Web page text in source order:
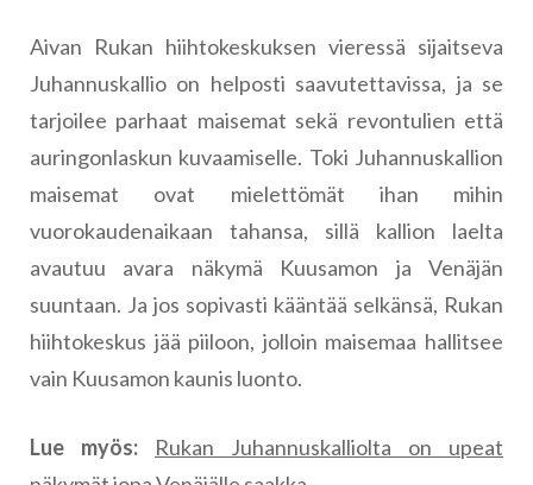
Aivan Rukan hiihtokeskuksen vieressä sijaitseva
Juhannuskallio on helposti saavutettavissa, ja se
tarjoilee parhaat maisemat sekä revontulien että
auringonlaskun kuvaamiselle. Toki Juhannuskallion
maisemat ovat mielettömät ihan mihin
vuorokaudenaikaan tahansa, sillä kallion laelta
avautuu avara näkymä Kuusamon ja Venäjän
suuntaan. Ja jos sopivasti kääntää selkänsä, Rukan
hiihtokeskus jää piiloon, jolloin maisemaa hallitsee
vain Kuusamon kaunis luonto.
Lue myös:
Rukan Juhannuskalliolta on upeat